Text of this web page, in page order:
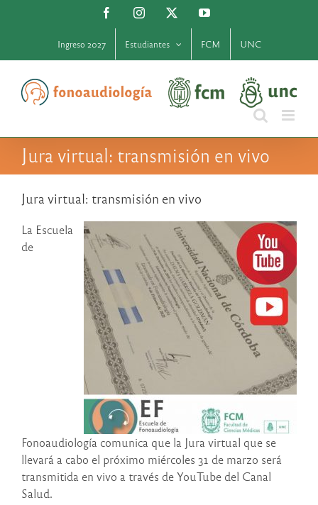
FacebookInstagram YouTube
Ingreso 2027 Estudiantes FCM UNC
Jura virtual: transmisión en vivo
Jura virtual: transmisión en vivo
La Escuela
de
Fonoaudiología comunica que la Jura virtual que se
llevará a cabo el próximo miércoles 31 de marzo será
transmitida en vivo a través de YouTube del Canal
Salud.